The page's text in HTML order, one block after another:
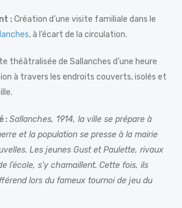
: Création d’une visite familiale dans le
, à l’écart de la circulation.
théâtralisée de Sallanches d’une heure
à travers les endroits couverts, isolés et
: Sallanches, 1914, la ville se prépare à
et la population se presse à la mairie
Les jeunes Gust et Paulette, rivaux
l’école, s’y chamaillent. Cette fois, ils
lors du fameux tournoi de jeu du